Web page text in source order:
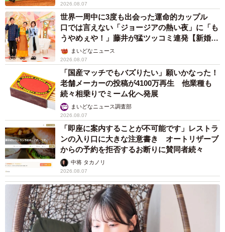
2026.08.07
世界一周中に3度も出会った運命的カップル
口では言えない「ジョージアの熱い夜」に「も
うやめぇや！」藤井が猛ツッコミ連発【新婚さ
ん】まいどなニュース
2026.08.07
「国産マッチでもバズりたい」願いかなった！
老舗メーカーの投稿が4100万再生 他業種も
続々相乗りでミーム化へ発展
まいどなニュース調査部
2026.08.07
「即座に案内することが不可能です」レストラ
ンの入り口に大きな注意書き オートリザーブ
からの予約を拒否するお断りに賛同者続々
中将 タカノリ
2026.08.07